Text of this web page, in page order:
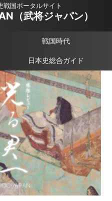
戦国ポータルサイト
（武将ジャパン）
戦国時代
日本史総合ガイド